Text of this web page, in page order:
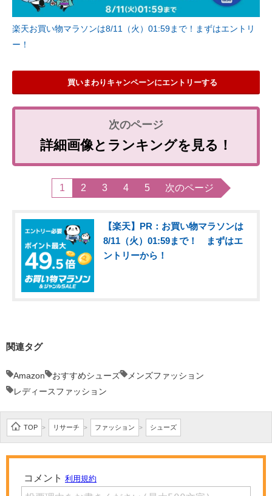
楽天お買い物マラソンは8/11（火）01:59まで！まずはエントリ
ー！
買いまわりキャンペーンにエントリーする
詳細画像とランキングを見る！
1 2 3 4 5 次のページ
【楽天】PR：お買い物マラソンは
8/11（火）01:59まで！ まずはエ
ントリーから！
関連タグ
Amazon おすすめシューズ
メンズファッション
レディースファッション
TOP > リサーチ > ファッション > シューズ